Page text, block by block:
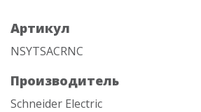
Артикул
NSYTSACRNC
Производитель
Schneider Electric